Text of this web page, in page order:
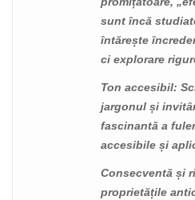
sunt încă
întărește
ci explorare
Ton accesibil:
jargonul și
fascinantă a
accesibile și
Consecventă și
proprietățile